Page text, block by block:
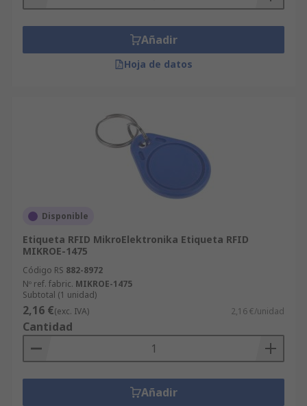
Añadir
Hoja de datos
Disponible
Etiqueta RFID MikroElektronika Etiqueta RFID
MIKROE-1475
Código RS 882-8972
Nº ref. fabric. MIKROE-1475
Subtotal (1 unidad)
2,16 €(exc. IVA) 2,16 €/unidad
Cantidad
Añadir